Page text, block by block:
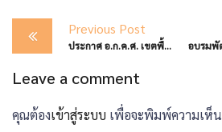
Post
navigation
Previous Post
ประกาศ อ.ก.ค.ศ. เขตพื้นที่การศึกษามัธมศึกษาตาก เรื่อง การขึ้นบัญชีผู้สอบแข่งขันได้ในบัญชีหนึ่งไปขึ้นบัญชีเป็นผู้สอบแข่งขันได้ในบัญชีอื่น เพื่อบรรจุและแต่งตั้ง เข้ารับราชการเป็นข้าราชการครูและบุคลากรทางการศึกษา ตำแหน่งครูผู้ช่วย สังกัดสำนักงานเขตพื้นที่การศึกษามัธยมศึกษาตาก
Leave a comment
คุณต้องเข้าสู่ระบบ เพื่อจะพิมพ์ความเห็น